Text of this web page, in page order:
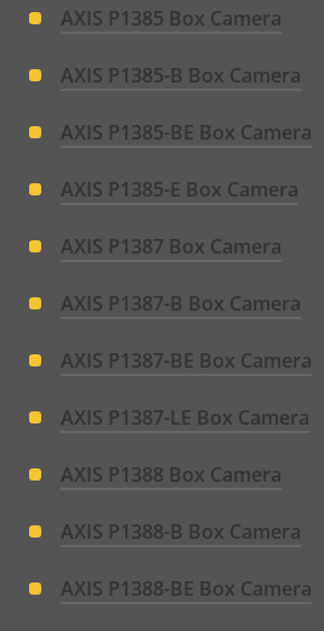
AXIS P1385 Box Camera
AXIS P1385-B Box Camera
AXIS P1385-BE Box Camera
AXIS P1385-E Box Camera
AXIS P1387 Box Camera
AXIS P1387-B Box Camera
AXIS P1387-BE Box Camera
AXIS P1387-LE Box Camera
AXIS P1388 Box Camera
AXIS P1388-B Box Camera
AXIS P1388-BE Box Camera